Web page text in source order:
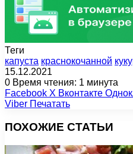
Теги
капуста краснокочанной
15.12.2021
0 Время чтения: 1 минута
Facebook X Вконтакте
Viber Печатать
ПОХОЖИЕ СТАТЬИ